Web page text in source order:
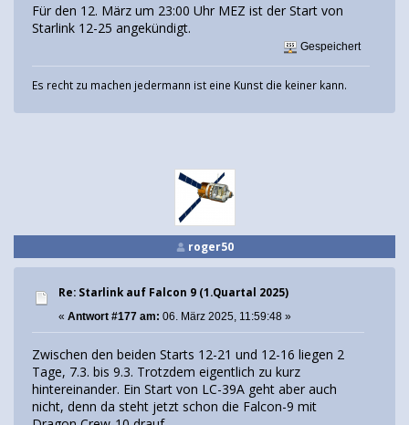
Für den 12. März um 23:00 Uhr MEZ ist der Start von
Starlink 12-25 angekündigt.
Gespeichert
Es recht zu machen jedermann ist eine Kunst die keiner kann.
roger50
Re: Starlink auf Falcon 9 (1.Quartal 2025)
« Antwort #177 am: 06. März 2025, 11:59:48 »
Zwischen den beiden Starts 12-21 und 12-16 liegen 2
Tage, 7.3. bis 9.3. Trotzdem eigentlich zu kurz
hintereinander. Ein Start von LC-39A geht aber auch
nicht, denn da steht jetzt schon die Falcon-9 mit